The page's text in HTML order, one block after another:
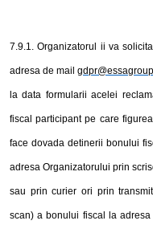
7.9.1. Organizatorul ii va
adresa de mail
la data formularii acelei
fiscal participant pe care
face dovada detinerii bonului
adresa Organizatorului prin
sau prin curier ori prin
scan) a bonului fiscal la